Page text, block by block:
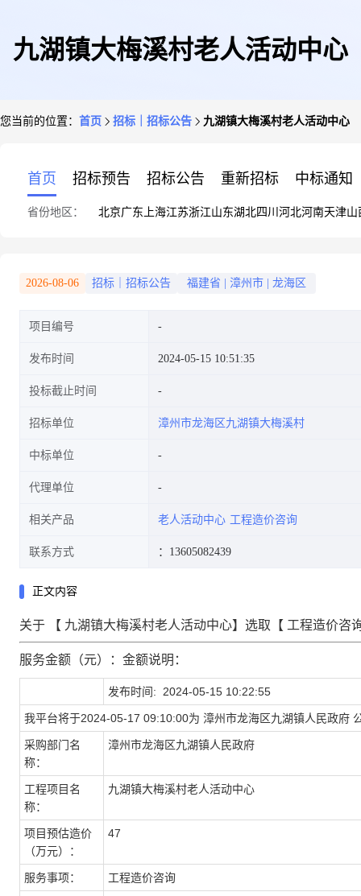
九湖镇大梅溪村老人活动中心
您当前的位置： 首页 招标｜招标公告 九湖镇大梅溪村老人活动中心
首页 招标预告 招标公告 重新招标 中标通知
省份地区： 北京广东 上海江苏浙江山东湖北四川 河北河南天津山
2026-08-06 招标｜招标公告 福建省 漳州市 龙海区
项目编号
发布时间 2024-05-15 10:51:35
投标截止时间
招标单位 漳州市龙海区九湖镇大梅溪村
中标单位
代理单位
相关产品 老人活动中心 工程造价咨询
联系方式 ：13605082439
正文内容
关于 【 九湖镇大梅溪村老人活动中心】选取【 工程造价咨
服务金额（元）：金额说明：
发布时间: 2024-05-15 10:22:55
我平台将于2024-05-17 09:10:00为 漳州市龙海区九湖镇人民政府
采购部门名
称：
漳州市龙海区九湖镇人民政府
工程项目名
称：
九湖镇大梅溪村老人活动中心
项目预估造价
（万元）：
47
服务事项： 工程造价咨询